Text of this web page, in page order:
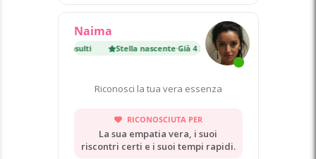
Naima
Già 4 300 consulti Stella nascente·Già 4 300 consulti
Riconosci la tua vera essenza
RICONOSCIUTA PER
La sua empatia vera, i suoi
riscontri certi e i suoi tempi rapidi.